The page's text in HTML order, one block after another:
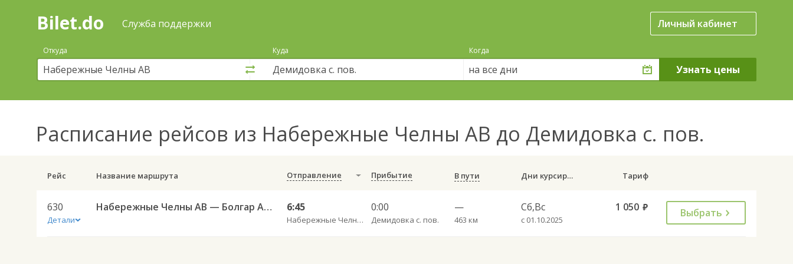
Поиск
покупка
билетов
автобус
онлайн
Bilet.do Служба поддержки Личный кабинет
Откуда Куда Когда
на все дни
Расписание рейсов из Набережные Челны АВ до Демидовка с. пов.
Рейс Название маршрута Отправление Прибытие В пути Дни курсирования Тариф
630
Детали
Набережные Челны АВ — Болгар АС 630 6:45
Набережные Челны АВ
0:00
Демидовка с. пов.
—
463 км
Сб,Вс
с 01.10.2025
1 050 руб. Выбрать